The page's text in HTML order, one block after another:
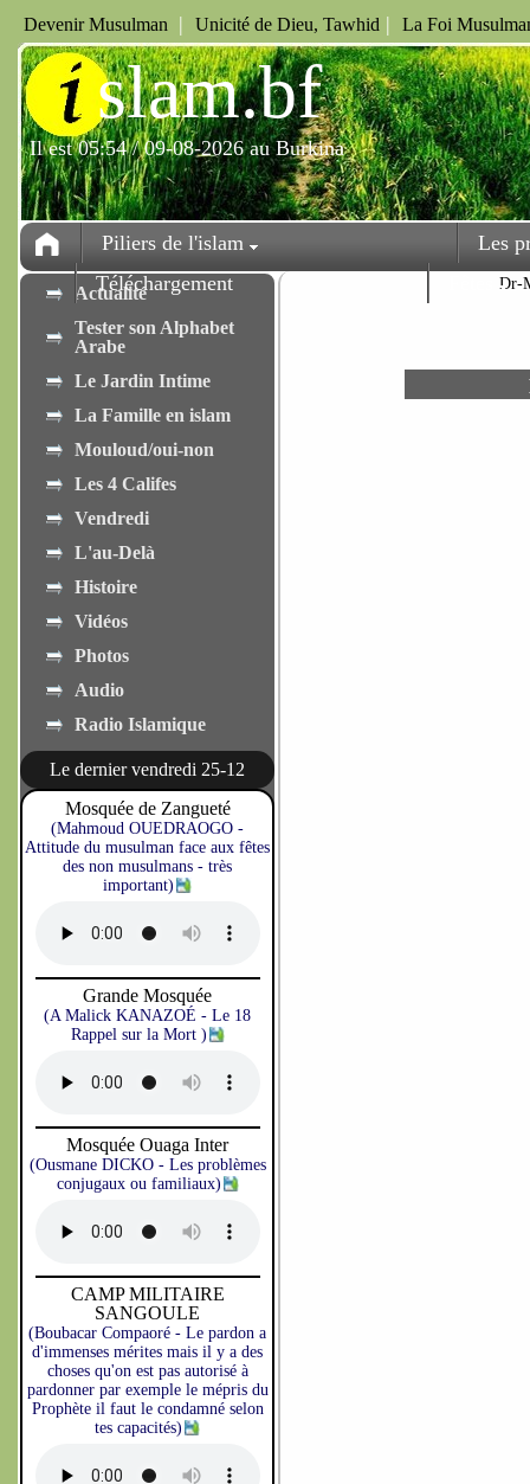
Devenir Musulman | Unicité de Dieu, Tawhid | La Foi
islam.bf
Il est 05:54 / 09-08-2026 au Burkina
Piliers de l'islam
Les
Téléchargement
Actualité
Tester son Alphabet
Arabe
Le Jardin Intime
La Famille en islam
Mouloud/oui-non
Les 4 Califes
Vendredi
L'au-Delà
Histoire
Vidéos
Photos
Audio
Radio Islamique
Le dernier vendredi 25-12
Mosquée de Zangueté
(Mahmoud OUEDRAOGO -
Attitude du musulman face aux fêtes
des non musulmans - très
important)
Grande Mosquée
(A Malick KANAZOÉ - Le 18
Rappel sur la Mort )
Mosquée Ouaga Inter
(Ousmane DICKO - Les problèmes
conjugaux ou familiaux)
CAMP MILITAIRE
SANGOULE
(Boubacar Compaoré - Le pardon a
d'immenses mérites mais il y a des
choses qu'on est pas autorisé à
pardonner par exemple le mépris du
Prophète il faut le condamné selon
tes capacités)
Dr-